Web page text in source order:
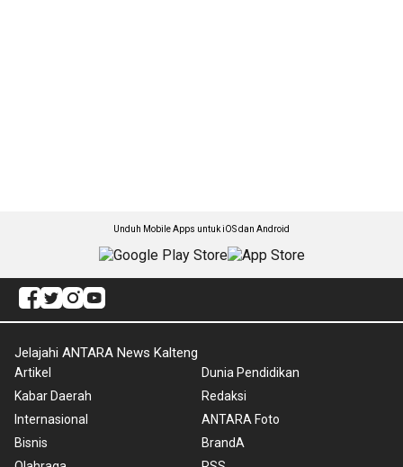
Unduh Mobile Apps untuk iOS dan Android
Jelajahi ANTARA News Kalteng
Artikel
Kabar Daerah
Internasional
Bisnis
Dunia Pendidikan
Redaksi
ANTARA Foto
BrandA